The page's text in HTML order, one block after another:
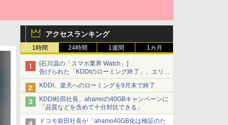
アクセスランキング
1時間 24時間 1週間 1カ月
[石川温の「スマホ業界 Watch」]
告げられた「KDDIのローミング終了」、エリア
マップの落とし穴と楽天モバイルの課題
KDDI、楽天へのローミングを9月末で終了
KDDI松田社長、ahamoの40GBキャンペーンに
「品質などを含めて十分対抗できる」
ドコモ前田社長が「ahamo40GB化は検証のた